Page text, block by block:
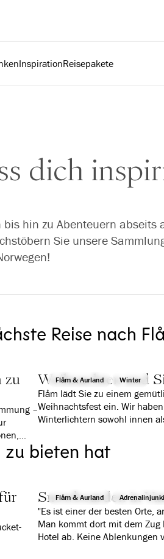
InspirationReisepakete
dich
hin zu Abenteuern abseits
Sie unsere
Reise nach
zu
–
im
Flåm & Aurland Winter
Weihnachten und
Flåm lädt Sie zu einem
Weihnachtsfest ein. Wir
Winterlichtern sowohl innen
traditionelle Aktivitäten und
zu bieten hat
Flåm & Aurland
Snowboarden in
"Es ist einer der besten Orte,
Man kommt dort mit dem
Hotel ab. Keine Ablenkungen